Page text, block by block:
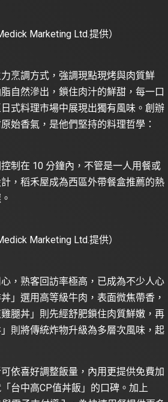
Marketing Ltd.提供）
烹調方式，強調現點現烤與肉質鮮
自然滲出，鎖住肉汁的鮮甜，每一口
式料理市場中展現出獨有風味。創辦
始香氣，是他們堅持的料理哲學：
制在 10 分鐘內，不管是一人用餐或
，稻禾屋成為西區外帶餐盒推薦的熱
Marketing Ltd.提供）
，熟客回訪率極高，已成為不少人心
」選用高等級牛肉，表面微焦帶香，
腿丼」則先經舒肥鎖住肉質鮮嫩，再
則將傳統炸物升級為多層次風味，起
依喜好調整飯量，內用更提供免費加
台中高CP值丼飯」的口碑。加上